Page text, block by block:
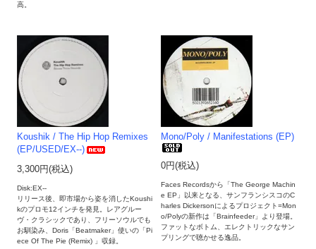
高。
Koushik / The Hip Hop Remixes
(EP/USED/EX--)
3,300円(税込)
Disk:EX--
リリース後、即市場から姿を消したKoushi
kのプロモ12インチを発見。レアグルー
ヴ・クラシックであり、フリーソウルでも
お馴染み、Doris「Beatmaker」使いの「Pi
ece Of The Pie (Remix) 」収録。
Mono/Poly / Manifestations (EP)
0円(税込)
Faces Recordsから「The George Machin
e EP」以来となる、サンフランシスコのC
harles Dickersonによるプロジェクト=Mon
o/Polyの新作は「Brainfeeder」より登場。
ファットなボトム、エレクトリックなサン
プリングで聴かせる逸品。